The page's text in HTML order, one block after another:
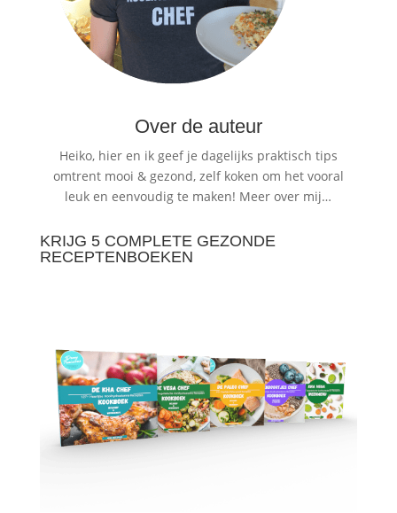
Over de auteur
Heiko, hier en ik geef je dagelijks praktisch tips
omtrent mooi & gezond, zelf koken om het vooral
leuk en eenvoudig te maken! Meer over mij…
KRIJG 5 COMPLETE GEZONDE
RECEPTENBOEKEN